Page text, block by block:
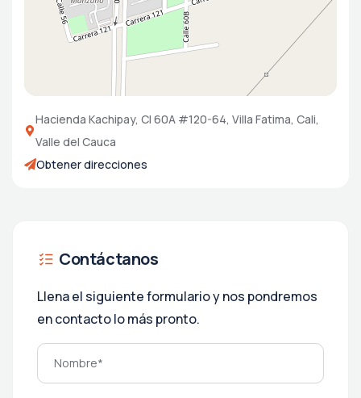
Hacienda Kachipay, Cl 60A #120-64, Villa Fatima, Cali,
Valle del Cauca
Obtener direcciones
Contáctanos
Llena el siguiente formulario y nos pondremos
en contacto lo más pronto.